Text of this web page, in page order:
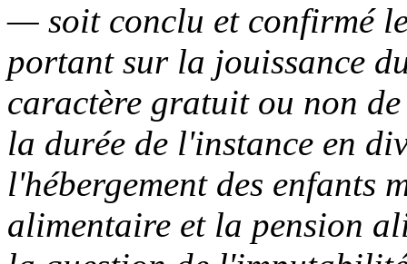
— soit conclu et confirmé
portant sur la jouissance
caractère gratuit ou non
la durée de l'instance en
l'hébergement des enfants
alimentaire et la pension